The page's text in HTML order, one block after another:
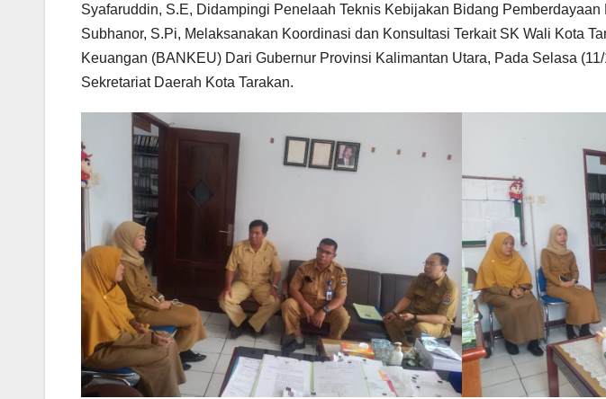
Syafaruddin, S.E, Didampingi Penelaah Teknis Kebijakan Bidang Pemberdayaan
Subhanor, S.Pi, Melaksanakan Koordinasi dan Konsultasi Terkait SK Wali Kota
Keuangan (BANKEU) Dari Gubernur Provinsi Kalimantan Utara, Pada Selasa
Sekretariat Daerah Kota Tarakan.